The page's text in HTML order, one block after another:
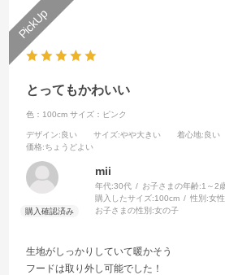
とってもかわいい
色：100cm サイズ：ピンク
デザイン:良い サイズ:やや大きい 着心地:良い
価格:ちょうどよい
mii
年代:30代 お子さまの年齢:1～2
購入したサイズ:100cm 性別:女性
お子さまの性別:女の子
生地がしっかりしていて暖かそう
フードは取り外し可能でした！